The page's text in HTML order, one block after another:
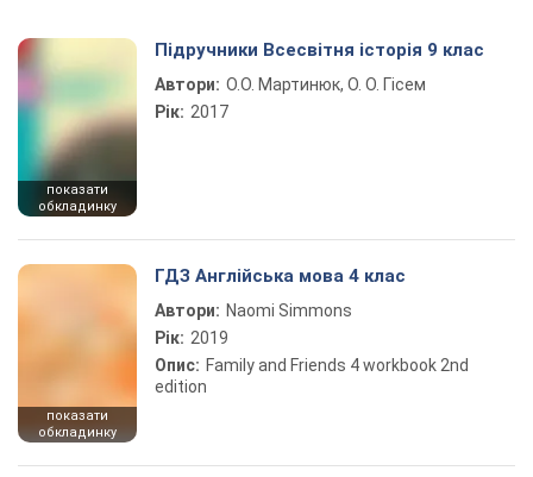
показати
обкладинку
Підручники Всесвітня історія 9 клас
Автори: О.О. Мартинюк, О. О. Гісем
Рік: 2017
показати
обкладинку
ГДЗ Англійська мова 4 клас
Автори: Naomi Simmons
Рік: 2019
Опис: Family and Friends 4 workbook 2nd
edition